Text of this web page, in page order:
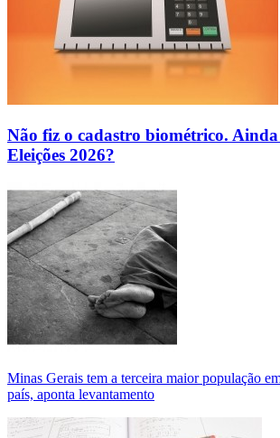
Não fiz o cadastro biométrico.
Eleições 2026?
Minas Gerais tem a terceira maior população
país, aponta levantamento